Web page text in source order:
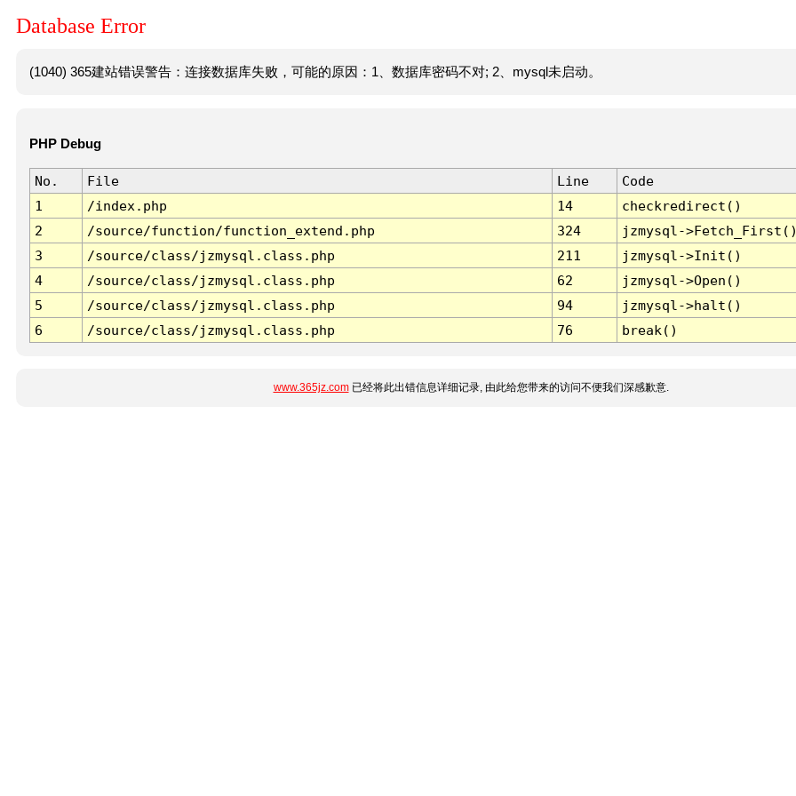
Database Error
(1040) 365建站错误警告：连接数据库失败，可能的原因：1、数据库密码不对; 2、mysql未启动。
PHP Debug
No. File Line
Code
1
/index.php 14
checkredirect()
2
/source/function/function_extend.php 324
jzmysql-
3
/source/class/jzmysql.class.php 211
jzmysql->Init()
4
/source/class/jzmysql.class.php 62
jzmysql->Open()
5
/source/class/jzmysql.class.php 94
jzmysql->halt()
6
/source/class/jzmysql.class.php 76 break()
www.365jz.com已经将此出错信息详细记录, 由此给您带来的访问不便我们深感歉意.